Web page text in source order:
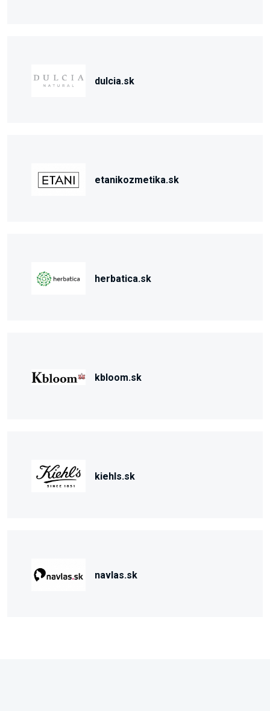
dulcia.sk
etanikozmetika.sk
herbatica.sk
kbloom.sk
kiehls.sk
navlas.sk